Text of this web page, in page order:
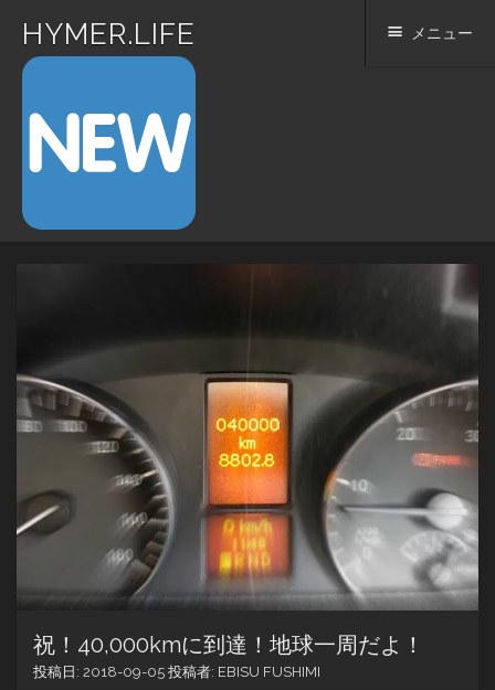
HYMER.LIFE メニュー
へ
ス
キ
祝！40,000kmに到達！地球一周だよ！
投稿日: 2018-09-05 投稿者: EBISU FUSHIMI